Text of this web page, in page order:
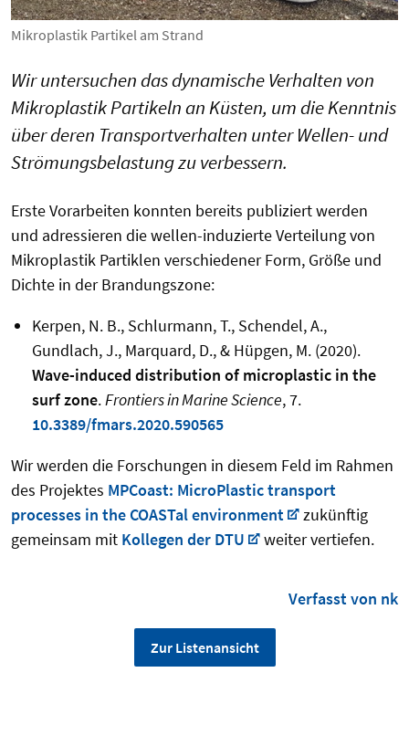
Mikroplastik Partikel am Strand
Wir untersuchen das dynamische Verhalten von
Mikroplastik Partikeln an Küsten, um die Kenntnis
über deren Transportverhalten unter Wellen- und
Strömungsbelastung zu verbessern.
Erste Vorarbeiten konnten bereits publiziert werden
und adressieren die wellen-induzierte Verteilung von
Mikroplastik Partiklen verschiedener Form, Größe und
Dichte in der Brandungszone:
Kerpen, N. B., Schlurmann, T., Schendel, A.,
Gundlach, J., Marquard, D., & Hüpgen, M. (2020).
Wave-induced distribution of microplastic in the
surf zone.Frontiers in Marine Science, 7.
10.3389/fmars.2020.590565
Wir werden die Forschungen in diesem Feld im Rahmen
des Projektes MPCoast: MicroPlastic transport
processes in the COASTal environment
zukünftig
gemeinsam mit Kollegen der DTU weiter vertiefen.
Verfasst von nk
Zur Listenansicht